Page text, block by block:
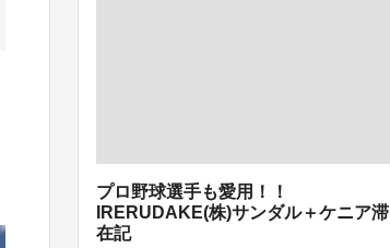
プロ野球選手も愛用！！
IRERUDAKE(株)サンダル＋ケニア滞
在記